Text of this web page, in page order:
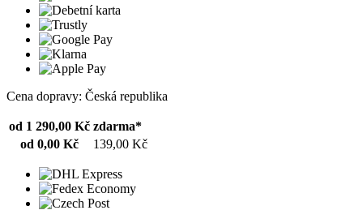
Cena dopravy: Česká republika
od 1 290,00 Kč zdarma*
od 0,00 Kč
139,00 Kč